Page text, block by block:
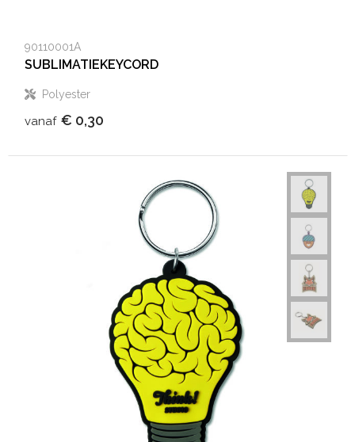
90110001A
SUBLIMATIEKEYCORD
Polyester
vanaf € 0,30